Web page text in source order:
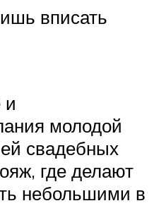
вписать
и
молодой
свадебных
где делают
небольшими в